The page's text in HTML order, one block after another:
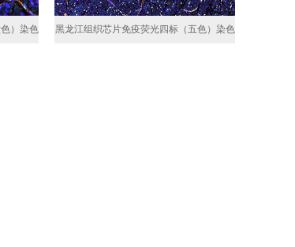
）染色 黑龙江组织芯片免疫荧光四标（五色）染色